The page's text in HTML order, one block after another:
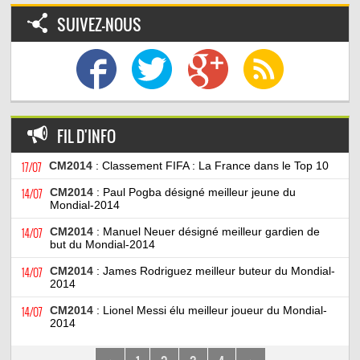
SUIVEZ-NOUS
FIL D'INFO
17/07 CM2014 : Classement FIFA : La France dans le Top 10
14/07 CM2014 : Paul Pogba désigné meilleur jeune du
Mondial-2014
14/07 CM2014 : Manuel Neuer désigné meilleur gardien de
but du Mondial-2014
14/07 CM2014 : James Rodriguez meilleur buteur du Mondial-
2014
14/07 CM2014 : Lionel Messi élu meilleur joueur du Mondial-
2014